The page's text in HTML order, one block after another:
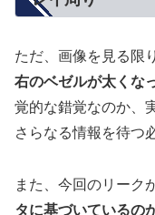
ただ、画像を見る限
右のベゼルが太くな
覚的な錯覚なのか、
さらなる情報を待つ
また、今回のリーク
タに基づいているの